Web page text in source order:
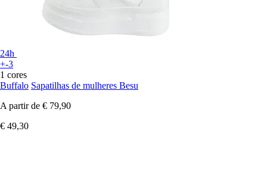
24h
+-3
1 cores
Buffalo Sapatilhas de mulheres Besu
A partir de € 79,90
€ 49,30